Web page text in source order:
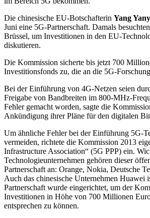
Die chinesische EU-Botschafterin Yang
Juni eine 5G-Partnerschaft. Damals
Brüssel, um Investitionen in den EU-
diskutieren.
Die Kommission sicherte bis jetzt 700
Investitionsfonds zu, die an die 5G-
Bei der Einführung von 4G-Netzen seien
Freigabe von Bandbreiten im 800-MHz-
Fehler gemacht worden, sagte die
Ankündigung ihrer Pläne für den digitalen
Um ähnliche Fehler bei der Einführung 5G-
vermeiden, richtete die Kommission 2013
Infrastructure Association“ (5G PPP) ein.
Technologieunternehmen gehören dieser
Partnerschaft an: Orange, Nokia, Deutsche
Auch das chinesische Unternehmen Huawei
Partnerschaft wurde eingerichtet, um der
Investitionen in Höhe von 700 Millionen
entsprechen zu können.